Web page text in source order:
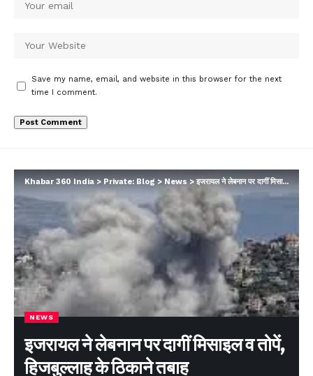
Save my name, email, and website in this browser for the next
time I comment.
Khabar 360 India > Private: Blog > News>इजरायल ने लेबनान पर दागीं मिसाइल व तोपें, हिजबुल्लाह के ठिकाने तबाह
NEWS
इजरायल ने लेबनान पर दागीं मिसाइल व तोपें,
हिजबुल्लाह के ठिकाने तबाह